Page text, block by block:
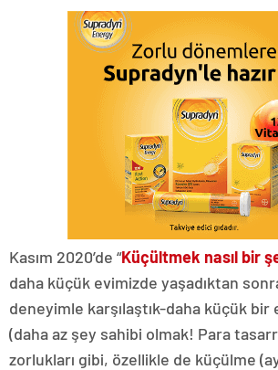
Kasım 2020’de “Küçültmek nasıl bir
daha küçük evimizde yaşadıktan
deneyimle karşılaştık-daha küçük bir
(daha az şey sahibi olmak! Para
zorlukları gibi, özellikle de küçülme